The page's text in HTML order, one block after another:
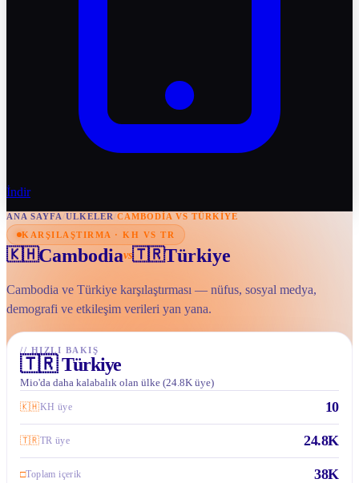
İndir
ANA SAYFA/ULKELER/CAMBODIA VS TÜRKIYE
KARŞILAŞTIRMA · KH VS TR
🇰🇭Cambodiavs🇹🇷Türkiye
Cambodia ve Türkiye karşılaştırması — nüfus, sosyal medya,
demografi ve etkileşim verileri yan yana.
// HIZLI BAKIŞ
🇹🇷 Türkiye
Mio'da daha kalabalık olan ülke (24.8K üye)
🇰🇭KH üye 10
🇹🇷TR üye 24.8K
□Toplam içerik 38K